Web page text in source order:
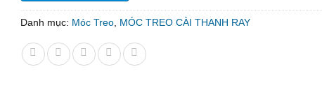
Danh mục: Móc Treo MÓC TREO CÀI THANH RAY